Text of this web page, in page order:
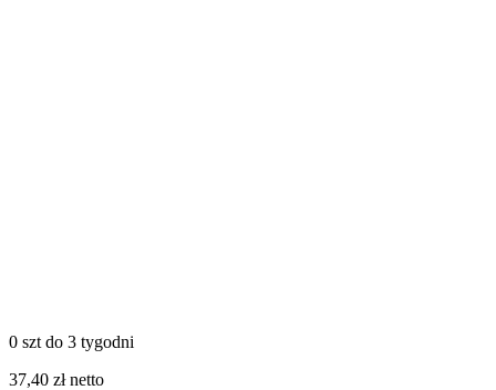
0 szt do 3 tygodni
37,40 zł netto